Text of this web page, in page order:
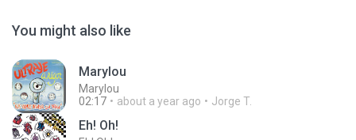
You might also like
Marylou
Marylou
02:17
about a year ago Jorge T.
Eh! Oh!